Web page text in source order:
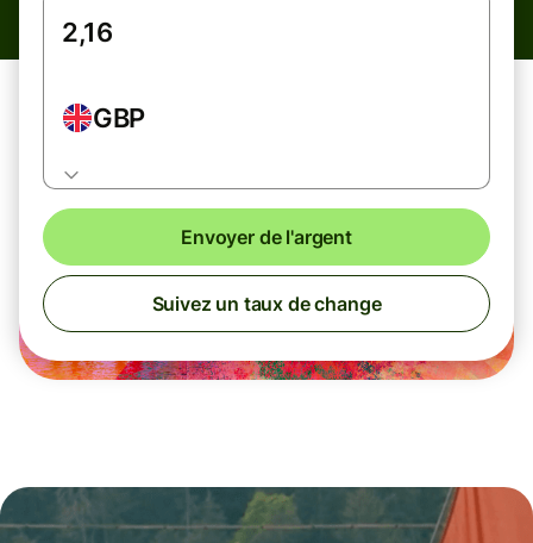
GBP
Envoyer de l'argent
Suivez un taux de change